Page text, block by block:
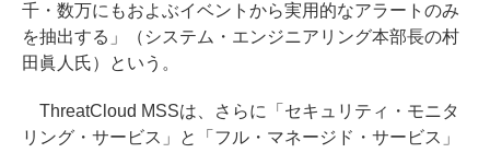
千・数万にもおよぶイベントから実用的なアラートのみ
を抽出する」（システム・エンジニアリング本部長の村
田眞人氏）という。
ThreatCloud MSSは、さらに「セキュリティ・モニタ
リング・サービス」と「フル・マネージド・サービス」